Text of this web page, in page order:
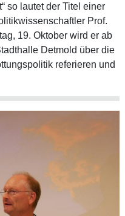
so lautet der Titel einer
Prof.
19. Oktober wird er ab
Detmold über die
referieren und